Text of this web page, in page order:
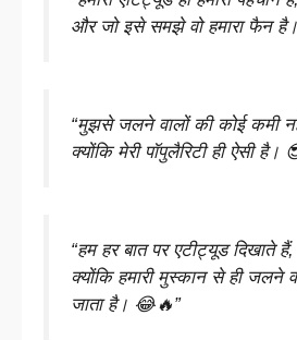
और जो इसे समझे वो हमारा फैन
“मुझसे जलने वालों की कोई कमी
क्योंकि मेरी पॉपुलैरिटी ही ऐसी है।
“हम हर बात पर एटीट्यूड दिखाते हैं,
क्योंकि हमारी मुस्कान से ही जलने
जाता है। 😂🔥”